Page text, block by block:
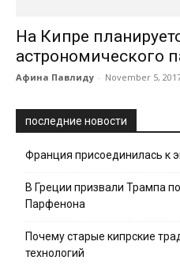
На Кипре
астрономического
Афина Павлиду - November 5,
последние новости
Франция присоединилась к
В Греции призвали Трампа
Парфенона
Почему старые кипрские
технологий